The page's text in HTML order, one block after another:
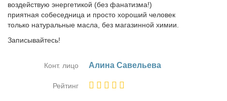
воздействую энергетикой (без фанатизма!)
приятная собеседница и просто хороший человек
только натуральные масла, без магазинной химии.
Записывайтесь!
Конт. лицо Али­на Са­ве­лье­ва
Рейтинг